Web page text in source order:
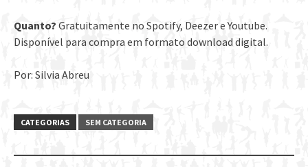
Quanto? Gratuitamente no Spotify, Deezer e Youtube.
Disponível para compra em formato download digital.
Por: Silvia Abreu
CATEGORIAS SEM CATEGORIA